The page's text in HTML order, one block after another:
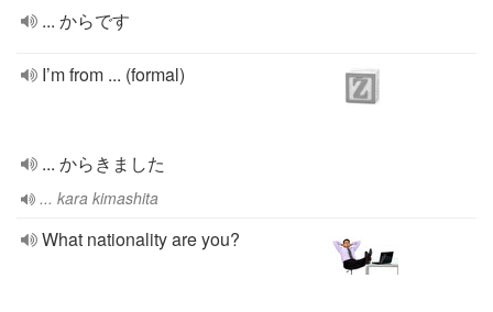
... からです
I’m from ... (formal)
... からきました
... kara kimashita
What nationality are you?